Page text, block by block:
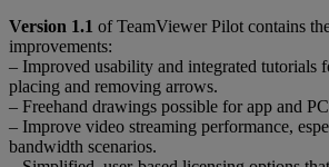
Version 1.1 of TeamViewer Pilot contains
improvements:
– Improved usability and integrated tutorials
placing and removing arrows.
– Freehand drawings possible for app and
– Improve video streaming performance,
bandwidth scenarios.